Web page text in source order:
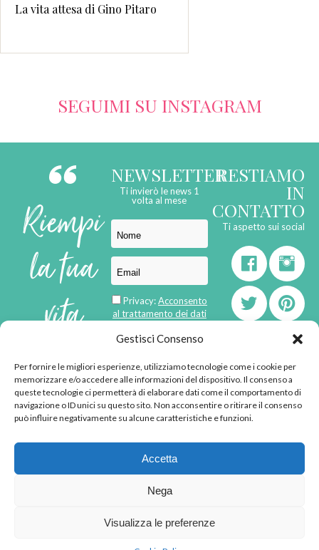
Gestisci Consenso
Per fornire le migliori esperienze, utilizziamo tecnologie come i cookie per
memorizzare e/o accedere alle informazioni del dispositivo. Il consenso a
queste tecnologie ci permetterà di elaborare dati come il comportamento di
navigazione o ID unici su questo sito. Non acconsentire o ritirare il consenso
può influire negativamente su alcune caratteristiche e funzioni.
Accetta
Nega
Visualizza le preferenze
La vita attesa di Gino Pitaro
SEGUIMI SU INSTAGRAM
Riempi
la tua
vita
di
emozioni
P.IVA 02592570036 -
NEWSLETTER
Ti invierò le news 1
volta al mese
Privacy:Acconsento
al trattamento dei dati
RESTIAMO
IN
CONTATTO
Ti aspetto sui social
born inMaMaStudiOs